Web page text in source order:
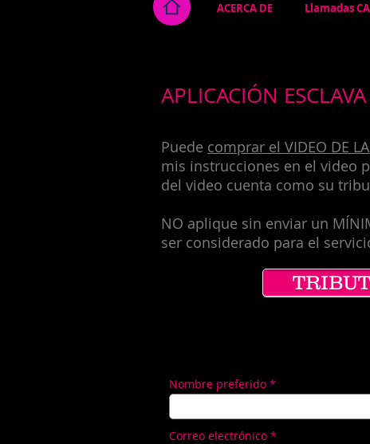
ACERCA DE Llamadas
APLICACIÓN ESCLAVA
Puede comprar el VIDEO DE
mis instrucciones en el video
del video cuenta como su
NO aplique sin enviar un
ser considerado para el
Nombre preferido
Correo electrónico